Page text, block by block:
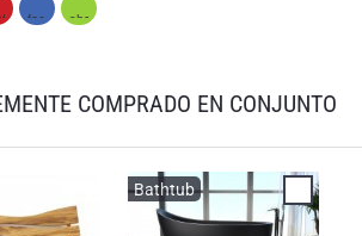
COMPRADO EN CONJUNTO
Bathtub